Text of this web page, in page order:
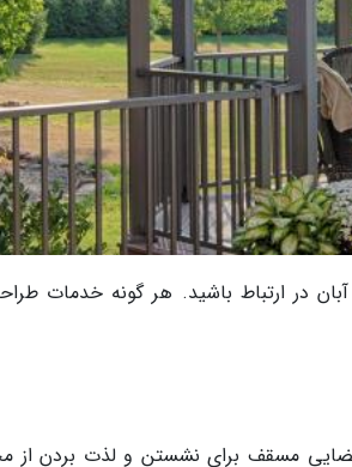
در ارتباط باشید. هر گونه خدمات
مسقف برای نشستن و لذت بردن از